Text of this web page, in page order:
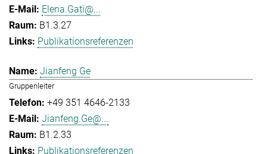
Elena.Gati@...
B1.3.27
Publikationsreferenzen
Jianfeng Ge
Gruppenleiter
+49 351 4646-2133
Jianfeng.Ge@...
B1.2.33
Publikationsreferenzen